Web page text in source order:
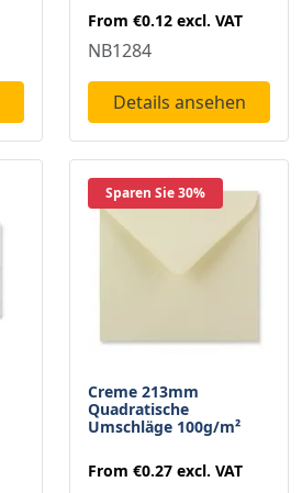
From €0.12 excl. VAT
NB1284
Details ansehen
Sparen Sie 30%
Creme 213mm
Quadratische
Umschläge 100g/m²
From €0.27 excl. VAT